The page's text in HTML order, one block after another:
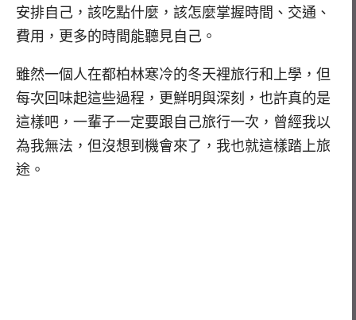
安排自己，該吃點什麼，該怎麼掌握時間、交通、
費用，更多的時間能聽見自己。
雖然一個人在都柏林寒冷的冬天裡旅行和上學，但
每次回味起這些過程，更鮮明與深刻，也許真的是
這樣吧，一輩子一定要跟自己旅行一次，曾經我以
為我無法，但沒想到機會來了，我也就這樣踏上旅
途。